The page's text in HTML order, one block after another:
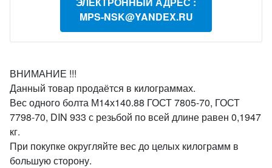
MPS-NSK@YANDEX.RU
ВНИМАНИЕ !!!
Данный товар продаётся в килограммах.
Вес одного болта М14х140.88 ГОСТ 7805-70, ГОСТ
7798-70, DIN 933 с резьбой по всей длине равен 0,1947
кг.
При покупке округляйте вес до целых килограмм в
большую сторону.